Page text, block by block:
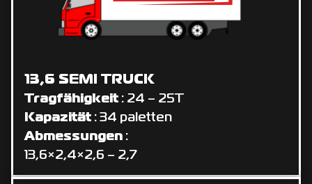
13,6 SEMI TRUCK
Tragfähigkeit : 24 – 25T
Kapazität : 34 paletten
Abmessungen :
13,6×2,4×2,6 – 2,7